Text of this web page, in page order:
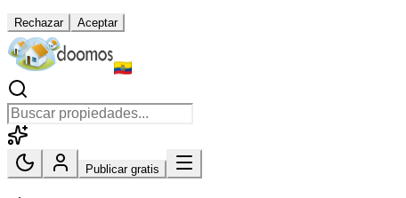
Rechazar Aceptar
Publicar gratis